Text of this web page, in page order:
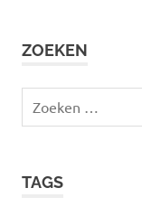
ZOEKEN
e
TAGS